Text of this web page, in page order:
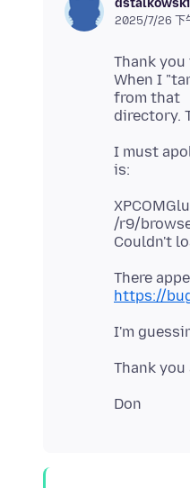
dstalkowski
2025/7/26 下
Thank
When I
from that
directory.
I must
/r9/
https://